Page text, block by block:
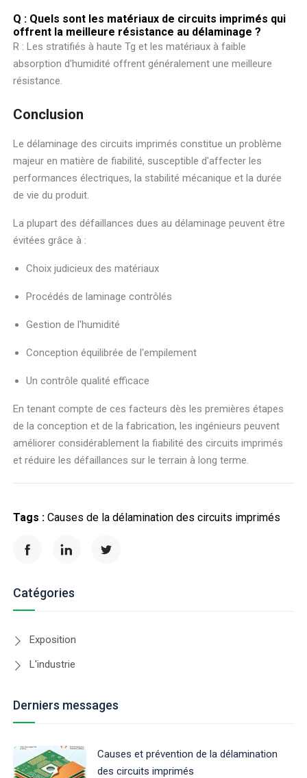
Q : Quels sont les matériaux de circuits imprimés qui
offrent la meilleure résistance au délaminage ?
R : Les stratifiés à haute Tg et les matériaux à faible
absorption d'humidité offrent généralement une meilleure
résistance.
Conclusion
Le délaminage des circuits imprimés constitue un problème
majeur en matière de fiabilité, susceptible d'affecter les
performances électriques, la stabilité mécanique et la durée
de vie du produit.
La plupart des défaillances dues au délaminage peuvent être
évitées grâce à :
Choix judicieux des matériaux
Procédés de laminage contrôlés
Gestion de l'humidité
Conception équilibrée de l'empilement
Un contrôle qualité efficace
En tenant compte de ces facteurs dès les premières étapes
de la conception et de la fabrication, les ingénieurs peuvent
améliorer considérablement la fiabilité des circuits imprimés
et réduire les défaillances sur le terrain à long terme.
Tags : Causes de la délamination des circuits imprimés
Catégories
Exposition
L'industrie
Derniers messages
Causes et prévention de la délamination
des circuits imprimés